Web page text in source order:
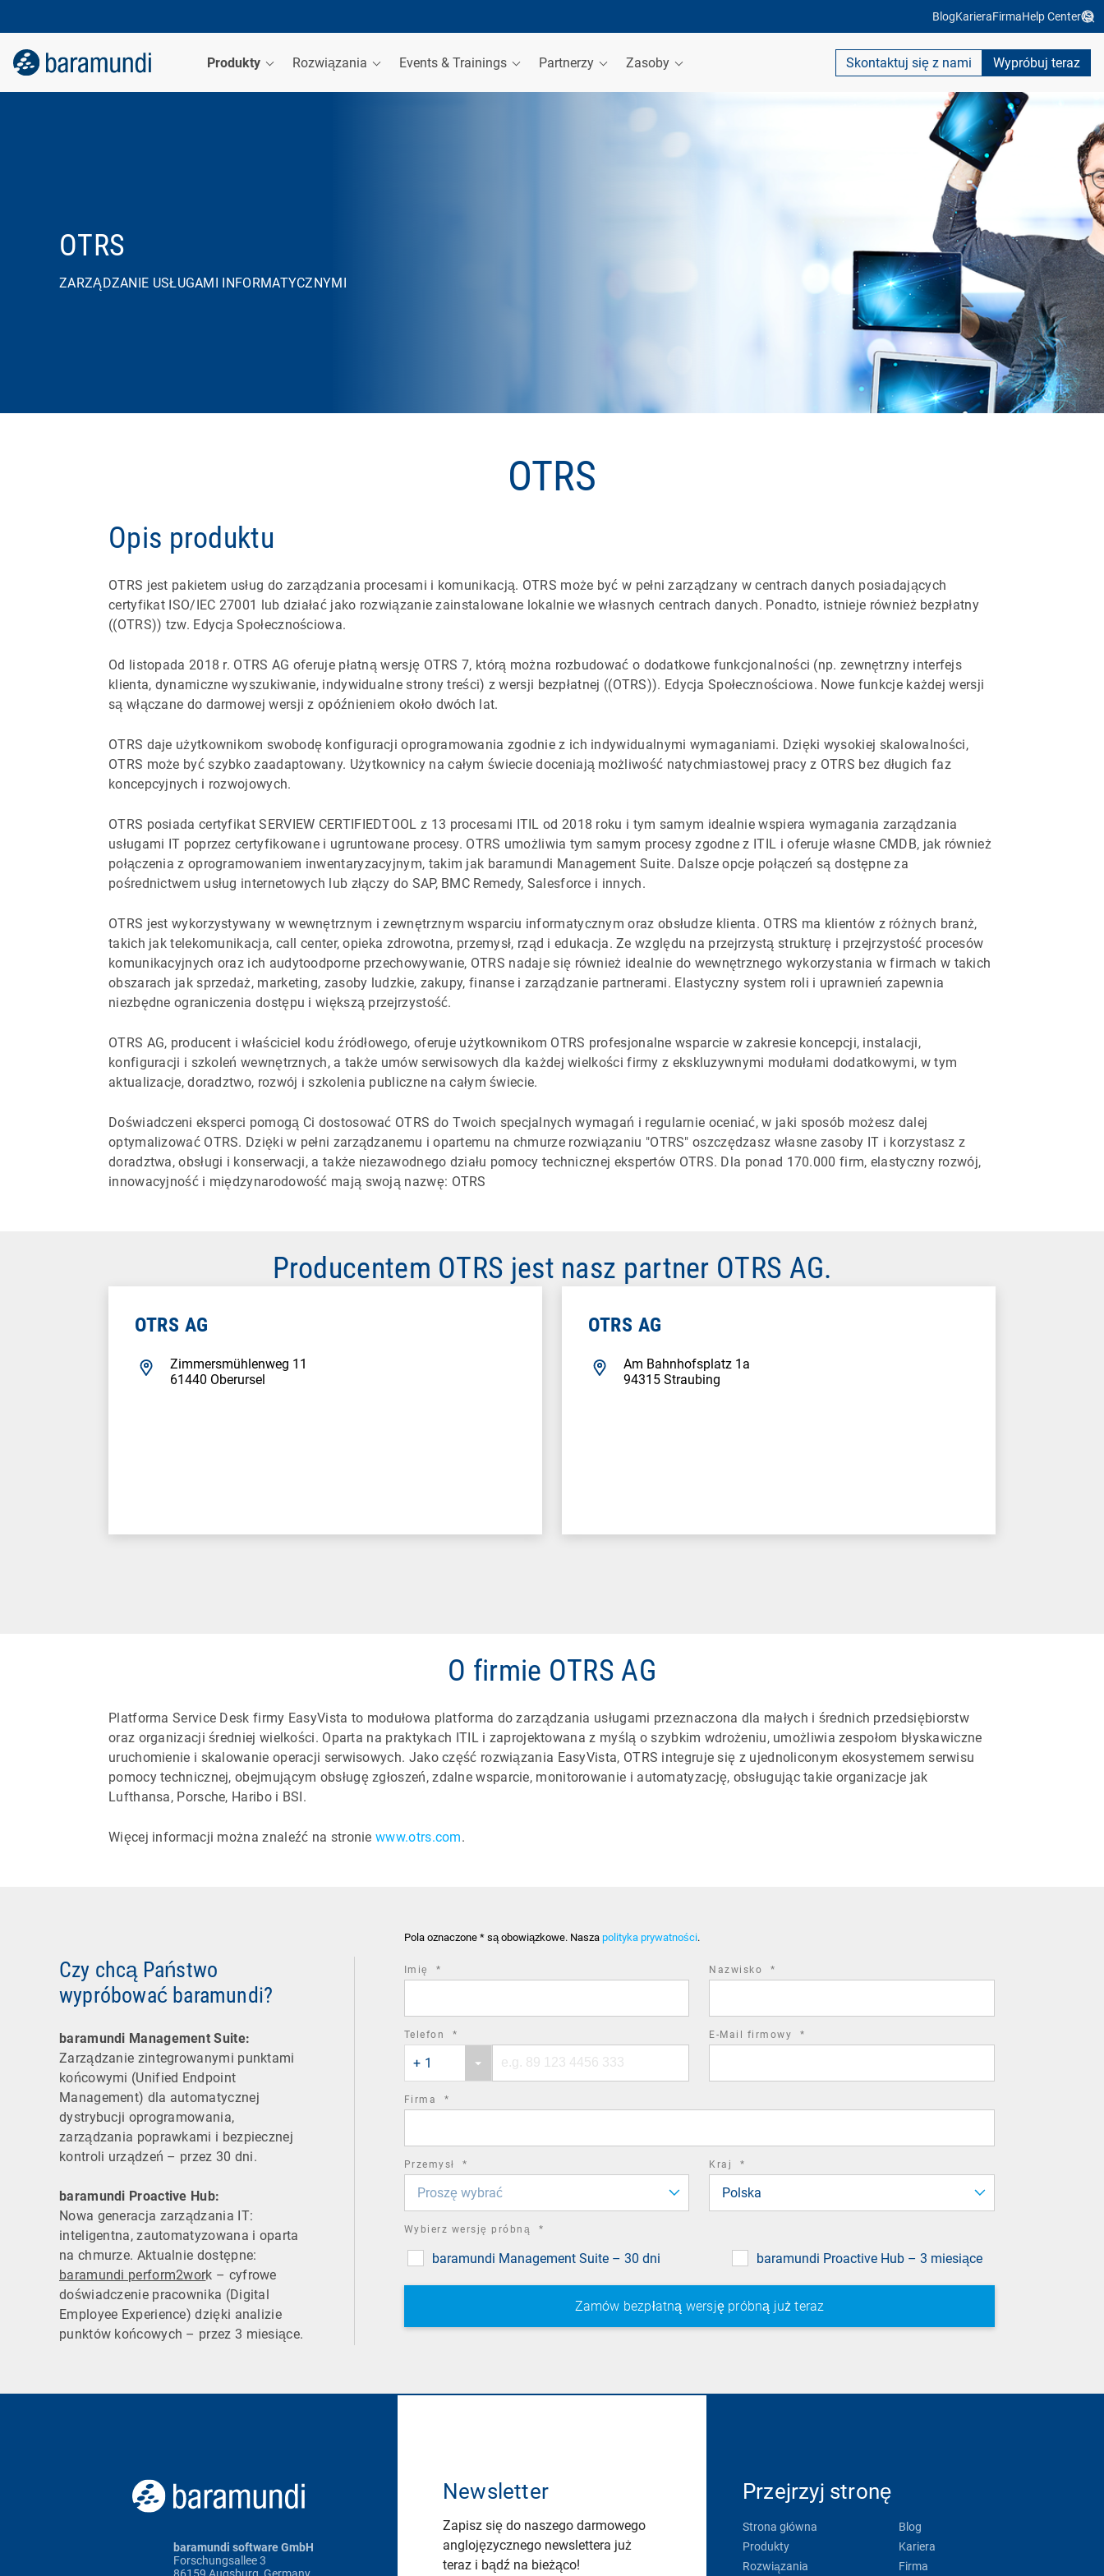
BlogKarieraFirmaHelp Center
Produkty Rozwiązania Events & Trainings Partnerzy Zasoby Skontaktuj się z nami Wypróbuj teraz
OTRS
ZARZĄDZANIE USŁUGAMI INFORMATYCZNYMI
OTRS
Opis produktu
OTRS jest pakietem usług do zarządzania procesami i komunikacją. OTRS może być w pełni zarządzany w centrach danych posiadających
certyfikat ISO/IEC 27001 lub działać jako rozwiązanie zainstalowane lokalnie we własnych centrach danych. Ponadto, istnieje również bezpłatny
((OTRS)) tzw. Edycja Społecznościowa.
Od listopada 2018 r. OTRS AG oferuje płatną wersję OTRS 7, którą można rozbudować o dodatkowe funkcjonalności (np. zewnętrzny interfejs
klienta, dynamiczne wyszukiwanie, indywidualne strony treści) z wersji bezpłatnej ((OTRS)). Edycja Społecznościowa. Nowe funkcje każdej wersji
są włączane do darmowej wersji z opóźnieniem około dwóch lat.
OTRS daje użytkownikom swobodę konfiguracji oprogramowania zgodnie z ich indywidualnymi wymaganiami. Dzięki wysokiej skalowalności,
OTRS może być szybko zaadaptowany. Użytkownicy na całym świecie doceniają możliwość natychmiastowej pracy z OTRS bez długich faz
koncepcyjnych i rozwojowych.
OTRS posiada certyfikat SERVIEW CERTIFIEDTOOL z 13 procesami ITIL od 2018 roku i tym samym idealnie wspiera wymagania zarządzania
usługami IT poprzez certyfikowane i ugruntowane procesy. OTRS umożliwia tym samym procesy zgodne z ITIL i oferuje własne CMDB, jak również
połączenia z oprogramowaniem inwentaryzacyjnym, takim jak baramundi Management Suite. Dalsze opcje połączeń są dostępne za
pośrednictwem usług internetowych lub złączy do SAP, BMC Remedy, Salesforce i innych.
OTRS jest wykorzystywany w wewnętrznym i zewnętrznym wsparciu informatycznym oraz obsłudze klienta. OTRS ma klientów z różnych branż,
takich jak telekomunikacja, call center, opieka zdrowotna, przemysł, rząd i edukacja. Ze względu na przejrzystą strukturę i przejrzystość procesów
komunikacyjnych oraz ich audytoodporne przechowywanie, OTRS nadaje się również idealnie do wewnętrznego wykorzystania w firmach w takich
obszarach jak sprzedaż, marketing, zasoby ludzkie, zakupy, finanse i zarządzanie partnerami. Elastyczny system roli i uprawnień zapewnia
niezbędne ograniczenia dostępu i większą przejrzystość.
OTRS AG, producent i właściciel kodu źródłowego, oferuje użytkownikom OTRS profesjonalne wsparcie w zakresie koncepcji, instalacji,
konfiguracji i szkoleń wewnętrznych, a także umów serwisowych dla każdej wielkości firmy z ekskluzywnymi modułami dodatkowymi, w tym
aktualizacje, doradztwo, rozwój i szkolenia publiczne na całym świecie.
Doświadczeni eksperci pomogą Ci dostosować OTRS do Twoich specjalnych wymagań i regularnie oceniać, w jaki sposób możesz dalej
optymalizować OTRS. Dzięki w pełni zarządzanemu i opartemu na chmurze rozwiązaniu "OTRS" oszczędzasz własne zasoby IT i korzystasz z
doradztwa, obsługi i konserwacji, a także niezawodnego działu pomocy technicznej ekspertów OTRS. Dla ponad 170.000 firm, elastyczny rozwój,
innowacyjność i międzynarodowość mają swoją nazwę: OTRS
Producentem OTRS jest nasz partner OTRS AG.
OTRS AG
Zimmersmühlenweg 11
61440 Oberursel
OTRS AG
Am Bahnhofsplatz 1a
94315 Straubing
O firmie OTRS AG
Platforma Service Desk firmy EasyVista to modułowa platforma do zarządzania usługami przeznaczona dla małych i średnich przedsiębiorstw
oraz organizacji średniej wielkości. Oparta na praktykach ITIL i zaprojektowana z myślą o szybkim wdrożeniu, umożliwia zespołom błyskawiczne
uruchomienie i skalowanie operacji serwisowych. Jako część rozwiązania EasyVista, OTRS integruje się z ujednoliconym ekosystemem serwisu
pomocy technicznej, obejmującym obsługę zgłoszeń, zdalne wsparcie, monitorowanie i automatyzację, obsługując takie organizacje jak
Lufthansa, Porsche, Haribo i BSI.
Więcej informacji można znaleźć na stroniewww.otrs.com.
Czy chcą Państwo
wypróbować baramundi?
baramundi Management Suite:
Zarządzanie zintegrowanymi punktami
końcowymi (Unified Endpoint
Management) dla automatycznej
dystrybucji oprogramowania,
zarządzania poprawkami i bezpiecznej
kontroli urządzeń – przez 30 dni.
baramundi Proactive Hub:
Nowa generacja zarządzania IT:
inteligentna, zautomatyzowana i oparta
na chmurze. Aktualnie dostępne:
baramundi perform2work – cyfrowe
doświadczenie pracownika (Digital
Employee Experience) dzięki analizie
punktów końcowych – przez 3 miesiące.
Pola oznaczone * są obowiązkowe. Nasza polityka prywatności.
Imię * Nazwisko *
Telefon *
country
code
+ 1
number
E-Mail firmowy *
Firma *
Przemysł *
Proszę wybrać
Kraj *
Polska
Wybierz wersję próbną *
baramundi Management Suite – 30 dni baramundi Proactive Hub – 3 miesiące
baramundi software GmbH
Forschungsallee 3
86159 Augsburg, Germany
Newsletter
Zapisz się do naszego darmowego
anglojęzycznego newslettera już
teraz i bądź na bieżąco!
Przejrzyj stronę
Strona główna
Produkty
Rozwiązania
Blog
Kariera
Firma